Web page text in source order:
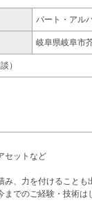
パート・アル
岐阜県岐阜市
）
セットなど
、力を付けることも
でのご経験・技術は